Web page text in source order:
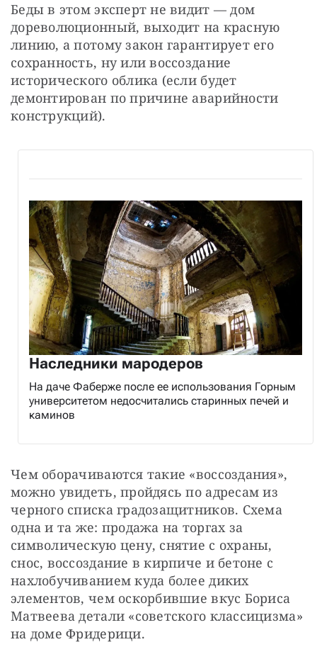
Беды в этом эксперт не видит — дом
дореволюционный, выходит на красную
линию, а потому закон гарантирует его
сохранность, ну или воссоздание
исторического облика (если будет
демонтирован по причине аварийности
конструкций).
Наследники мародеров
На даче Фаберже после ее использования Горным
университетом недосчитались старинных печей и
каминов
Чем оборачиваются такие «воссоздания»,
можно увидеть, пройдясь по адресам из
черного списка градозащитников. Схема
одна и та же: продажа на торгах за
символическую цену, снятие с охраны,
снос, воссоздание в кирпиче и бетоне с
нахлобучиванием куда более диких
элементов, чем оскорбившие вкус Бориса
Матвеева детали «советского классицизма»
на доме Фридерици.